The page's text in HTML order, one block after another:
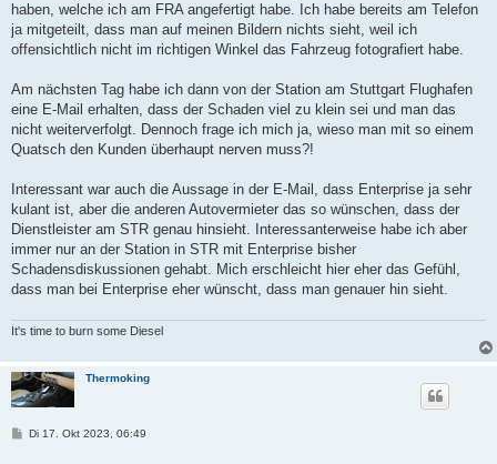
haben, welche ich am FRA angefertigt habe. Ich habe bereits am Telefon
ja mitgeteilt, dass man auf meinen Bildern nichts sieht, weil ich
offensichtlich nicht im richtigen Winkel das Fahrzeug fotografiert habe.
Am nächsten Tag habe ich dann von der Station am Stuttgart Flughafen
eine E-Mail erhalten, dass der Schaden viel zu klein sei und man das
nicht weiterverfolgt. Dennoch frage ich mich ja, wieso man mit so einem
Quatsch den Kunden überhaupt nerven muss?!
Interessant war auch die Aussage in der E-Mail, dass Enterprise ja sehr
kulant ist, aber die anderen Autovermieter das so wünschen, dass der
Dienstleister am STR genau hinsieht. Interessanterweise habe ich aber
immer nur an der Station in STR mit Enterprise bisher
Schadensdiskussionen gehabt. Mich erschleicht hier eher das Gefühl,
dass man bei Enterprise eher wünscht, dass man genauer hin sieht.
It's time to burn some Diesel
Thermoking
BDi 17. Okt 2023, 06:49